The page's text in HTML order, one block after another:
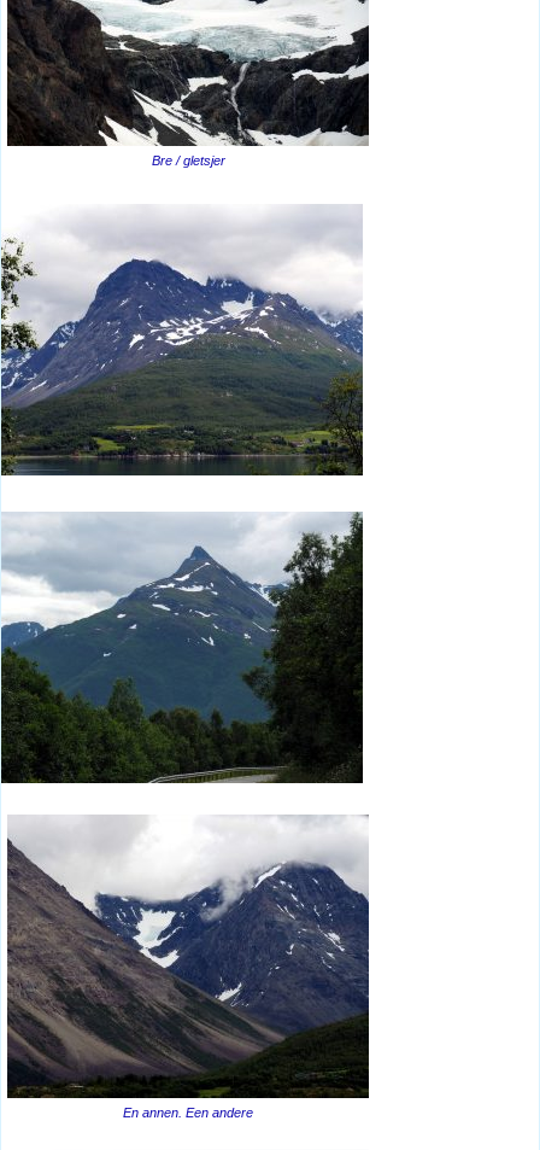
Bre / gletsjer
En annen. Een andere